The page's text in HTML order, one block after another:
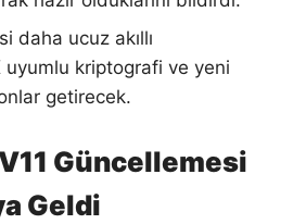
daha ucuz akıllı
uyumlu kriptografi ve yeni
getirecek.
Güncellemesi
Geldi